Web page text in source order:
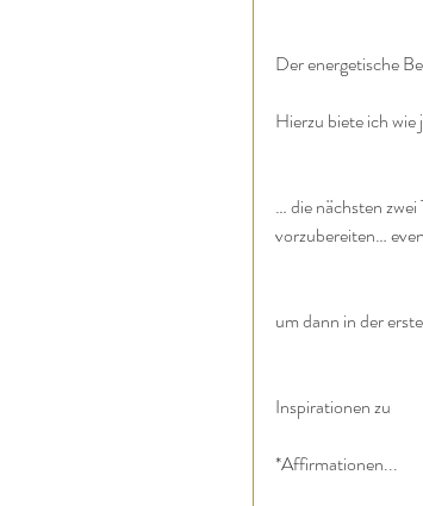
Der energetische
Hierzu biete ich wie
… die nächsten
vorzubereiten…
um dann in der
Inspirationen zu
*Affirmationen...